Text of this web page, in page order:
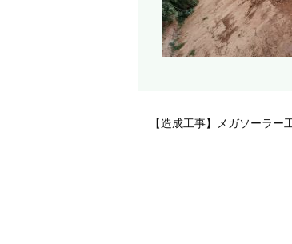
【造成工事】メガソーラー